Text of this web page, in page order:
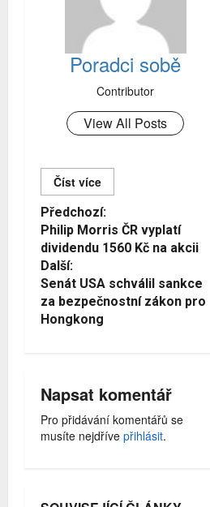
Poradci sobě
Contributor
View All Posts
Číst více
Č
í
s
t
d
e
Předchozí:
Philip Morris ČR vyplatí
dividendu 1560 Kč na akcii
Další:
Senát USA schválil sankce
za bezpečnostní zákon pro
Hongkong
Napsat komentář
Pro přidávání komentářů se
musíte nejdříve přihlásit.